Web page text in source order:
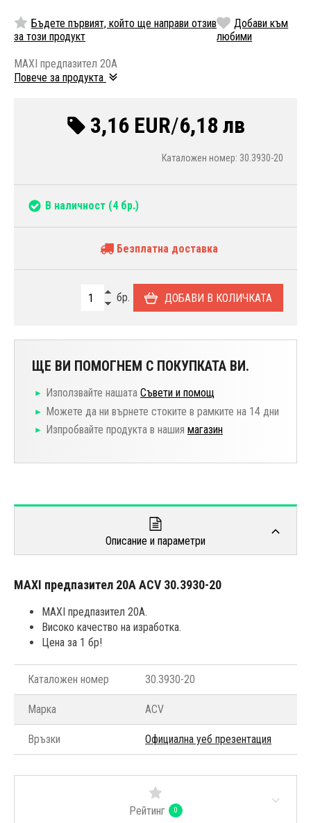
Бъдете първият, който ще направи отзив
за този продукт
Добави към
любими
MAXI предпазител 20A
Повече за продукта
3,16 EUR/6,18 лв
Каталожен номер: 30.3930-20
В наличност (4 бр.)
Безплатна доставка
бр. ДОБАВИ В КОЛИЧКАТА
ЩЕ ВИ ПОМОГНЕМ С ПОКУПКАТА ВИ.
Използвайте нашата Съвети и помощ
Можете да ни върнете стоките в рамките на 14 дни
Изпробвайте продукта в нашия магазин
Описание и параметри
MAXI предпазител 20A ACV 30.3930-20
MAXI предпазител 20A.
Високо качество на изработка.
Цена за 1 бр!
Каталожен номер 30.3930-20
Марка ACV
Връзки Официална уеб презентация
Рейтинг 0